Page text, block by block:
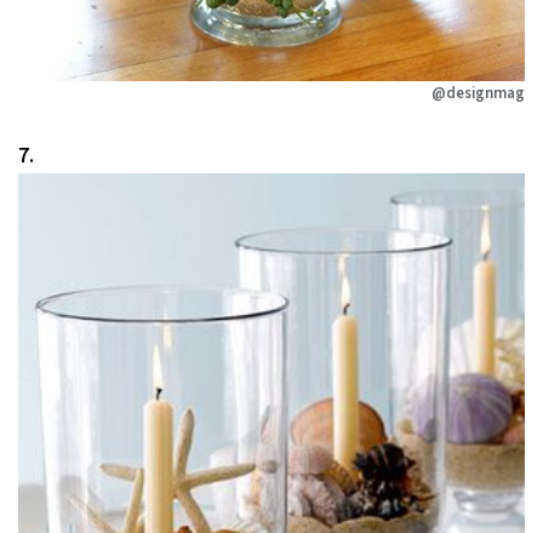
@designmag
7.